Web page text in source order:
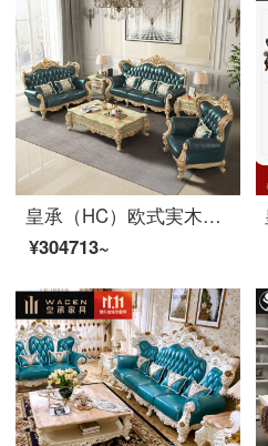
皇承（HC）欧式実木ソファフィレンツェシリーズ客間家具セット826【シングルルーム+ツインルーム+3人位】
¥304713~